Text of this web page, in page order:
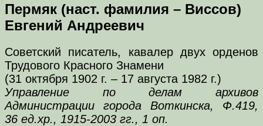
Пермяк (наст. фамилия – Виссов)
Евгений Андреевич
Советский писатель, кавалер двух орденов
Трудового Красного Знамени
(31 октября 1902 г. – 17 августа 1982 г.)
Управление по делам архивов
Администрации города Воткинска, Ф.419,
36 ед.хр., 1915-2003 гг., 1 оп.